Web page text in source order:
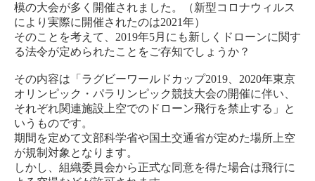
模の大会が多く開催されました。（新型コロナウィルス
により実際に開催されたのは2021年）
そのことを考えて、2019年5月にも新しくドローンに関す
る法令が定められたことをご存知でしょうか？
その内容は「ラグビーワールドカップ2019、2020年東京
オリンピック・パラリンピック競技大会の開催に伴い、
それぞれ関連施設上空でのドローン飛行を禁止する」と
いうものです。
期間を定めて文部科学省や国土交通省が定めた場所上空
が規制対象となります。
しかし、組織委員会から正式な同意を得た場合は飛行に